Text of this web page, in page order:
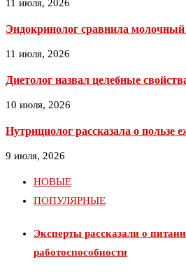
11 июля, 2026
Эндокринолог сравнила
11 июля, 2026
Диетолог назвал целебные
10 июля, 2026
Нутрициолог рассказала о пользе
9 июля, 2026
НОВЫЕ
ПОПУЛЯРНЫЕ
Эксперты рассказали о
работоспособности